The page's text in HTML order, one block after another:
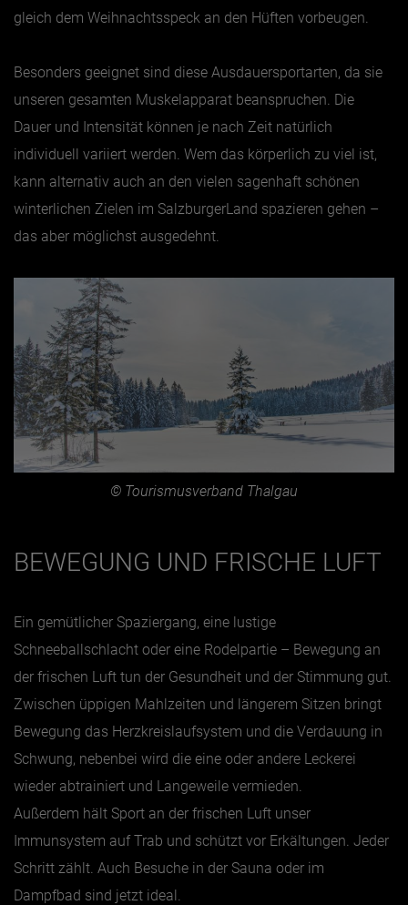
Juni
August
September
Oktober
Dezember
gleich dem Weihnachtsspeck an den Hüften vorbeugen.
Besonders geeignet sind diese Ausdauersportarten, da sie
unseren gesamten Muskelapparat beanspruchen. Die
Dauer und Intensität können je nach Zeit natürlich
individuell variiert werden. Wem das körperlich zu viel ist,
kann alternativ auch an den vielen sagenhaft schönen
winterlichen Zielen im SalzburgerLand spazieren gehen –
das aber möglichst ausgedehnt.
© Tourismusverband Thalgau
BEWEGUNG UND FRISCHE LUFT
Ein gemütlicher Spaziergang, eine lustige
Schneeballschlacht oder eine Rodelpartie – Bewegung an
der frischen Luft tun der Gesundheit und der Stimmung gut.
Zwischen üppigen Mahlzeiten und längerem Sitzen bringt
Bewegung das Herzkreislaufsystem und die Verdauung in
Schwung, nebenbei wird die eine oder andere Leckerei
wieder abtrainiert und Langeweile vermieden.
Außerdem hält Sport an der frischen Luft unser
Immunsystem auf Trab und schützt vor Erkältungen. Jeder
Schritt zählt. Auch Besuche in der Sauna oder im
Dampfbad sind jetzt ideal.